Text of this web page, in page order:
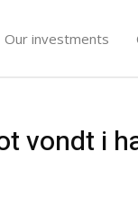
Our investments
vondt i